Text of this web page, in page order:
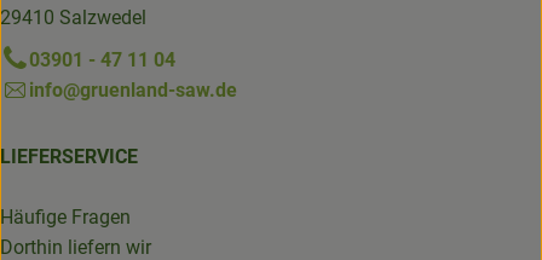
29410 Salzwedel
03901 - 47 11 04
info@gruenland-saw.de
LIEFERSERVICE
Häufige Fragen
Dorthin liefern wir